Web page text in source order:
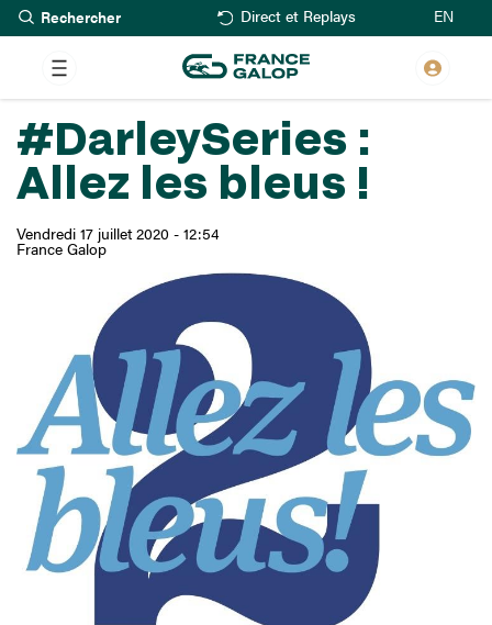
Aller
au
contenu
principal
Rechercher Direct et Replays EN
#DarleySeries :
Allez les bleus !
Vendredi 17 juillet 2020 - 12:54
France Galop